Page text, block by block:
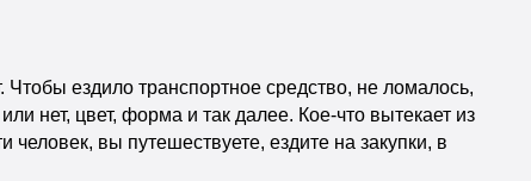
Чтобы ездило транспортное средство, не ломалось,
нет, цвет, форма и так далее. Кое-что вытекает из
вы путешествуете, ездите на закупки, в